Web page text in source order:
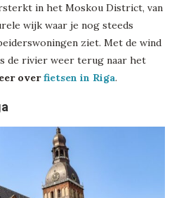
in het Moskou District, van
wijk waar je nog steeds
ziet. Met de wind
de rivier weer terug naar het
overfietsen in Riga.